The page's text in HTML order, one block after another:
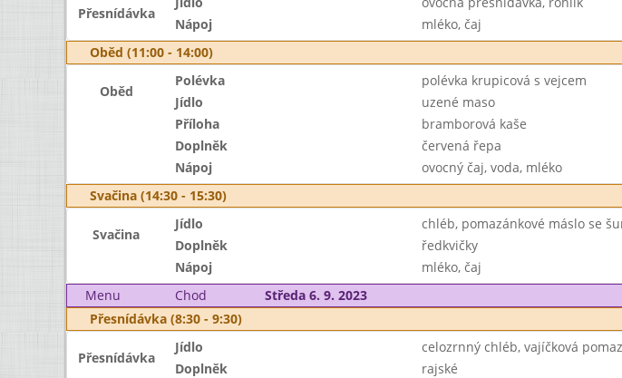
Přesnídávka
Nápoj
mléko, čaj
Oběd (11:00 - 14:00)
Oběd
Polévka polévka krupicová s vejcem
Jídlo
uzené maso
Příloha
bramborová kaše
Doplněk
červená řepa
Nápoj
ovocný čaj, voda, mléko
Svačina (14:30 - 15:30)
Svačina
Jídlo chléb, pomazánkové máslo se
Doplněk
ředkvičky
Nápoj
mléko, čaj
Menu
Chod Středa 6. 9. 2023
Přesnídávka (8:30 - 9:30)
Přesnídávka
Jídlo celozrnný chléb, vajíčková
Doplněk
rajské